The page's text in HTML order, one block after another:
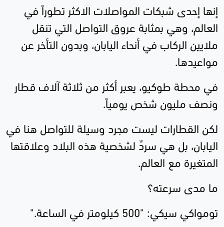
إنها إحدى شبكات المواصلات الاكثر تطوراً في
العالم، وهي بمثابة عروق التواصل التي تنقل
ملايين الركاب في أنحاء اليابان، وبدون التأخر عن
مواعيدها.
في محطة طوكيو، يعبر أكثر من ثلاثة آلاف قطار
ونصف مليون شخص يومياً.
لكن القطارات ليست مجرد وسيلة للتواصل هنا في
اليابان، بل هي سردٌ لشخصية هذه البلاد وعلاقتها
المتغيرة مع العالم.
ما مدى سرعته؟
تومواكي سيكي: "500 كيلومتر في الساعة."